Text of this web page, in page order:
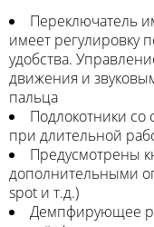
Переключатель
имеет регулировку
удобства.
движения и
пальца
Подлокотники
при длительной
Предусмотрены
дополнительными
spot и т.д.)
Демпфирующее